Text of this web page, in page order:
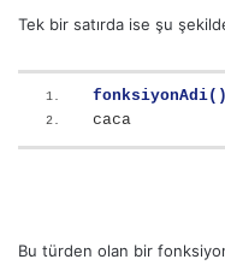
Tek bir satırda ise şu
caca
Bu türden olan bir